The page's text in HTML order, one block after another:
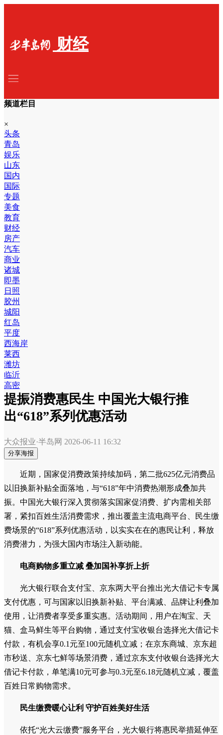
财经
频道栏目
×
头条
青岛
娱乐
山东
国内
国际
专题
美食
教育
财经
房产
汽车
商业
诸城
即墨
日照
胶州
城阳
红岛
平度
西海岸
莱西
潍坊
临沂
高密
提振消费惠民生 中国光大银行推
出“618”系列优惠活动
大众报业·半岛网 2026-06-11 16:32
分享海报
近期，国家促消费政策持续加码，第二批625亿元消费品
以旧换新补贴全面落地，与“618”年中消费热潮形成叠加共
振。中国光大银行深入贯彻落实国家促消费、扩内需相关部
署，紧扣百姓生活消费需求，推出覆盖主流电商平台、民生缴
费场景的“618”系列优惠活动，以实实在在的惠民让利，释放
消费潜力，为强大国内市场注入新动能。
电商购物多重立减 叠加国补享折上折
光大银行联合支付宝、京东两大平台推出光大借记卡专属
支付优惠，可与国家以旧换新补贴、平台满减、品牌让利叠加
使用，让消费者享受多重实惠。活动期间，用户在淘宝、天
猫、盒马鲜生等平台购物，通过支付宝收银台选择光大借记卡
付款，有机会享0.1元至100元随机立减；在京东商城、京东超
市秒送、京东七鲜等场景消费，通过京东支付收银台选择光大
借记卡付款，单笔满10元可参与0.3元至6.18元随机立减，覆盖
百姓日常购物需求。
民生缴费暖心让利 守护百姓美好生活
依托“光大云缴费”服务平台，光大银行将惠民举措延伸至